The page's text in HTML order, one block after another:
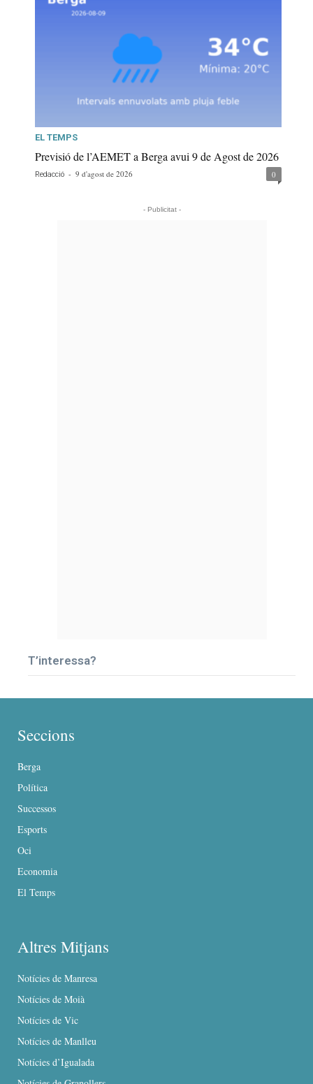
EL TEMPS
Previsió de l’AEMET a Berga avui 9 de Agost de 2026
Redacció - 9 d'agost de 2026 0
- Publicitat -
T’interessa?
Seccions
Berga
Política
Successos
Esports
Oci
Economia
El Temps
Altres Mitjans
Notícies de Manresa
Notícies de Moià
Notícies de Vic
Notícies de Manlleu
Notícies d’Igualada